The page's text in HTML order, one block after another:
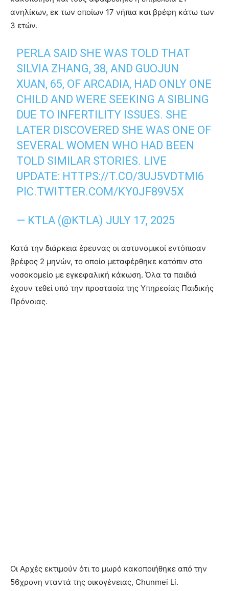
ανηλίκων, εκ των οποίων 17 νήπια και βρέφη κάτω των
3 ετών.
PERLA SAID SHE WAS TOLD THAT
SILVIA ZHANG, 38, AND GUOJUN
XUAN, 65, OF ARCADIA, HAD ONLY ONE
CHILD AND WERE SEEKING A SIBLING
DUE TO INFERTILITY ISSUES. SHE
LATER DISCOVERED SHE WAS ONE OF
SEVERAL WOMEN WHO HAD BEEN
TOLD SIMILAR STORIES. LIVE
UPDATE: HTTPS://T.CO/3UJ5VDTMI6
PIC.TWITTER.COM/KY0JF89V5X
— KTLA (@KTLA) JULY 17, 2025
Κατά την διάρκεια έρευνας οι αστυνομικοί εντόπισαν
βρέφος 2 μηνών, το οποίο μεταφέρθηκε κατόπιν στο
νοσοκομείο με εγκεφαλική κάκωση. Όλα τα παιδιά
έχουν τεθεί υπό την προστασία της Υπηρεσίας Παιδικής
Πρόνοιας.
Οι Αρχές εκτιμούν ότι το μωρό κακοποιήθηκε από την
56χρονη νταντά της οικογένειας, Chunmei Li.